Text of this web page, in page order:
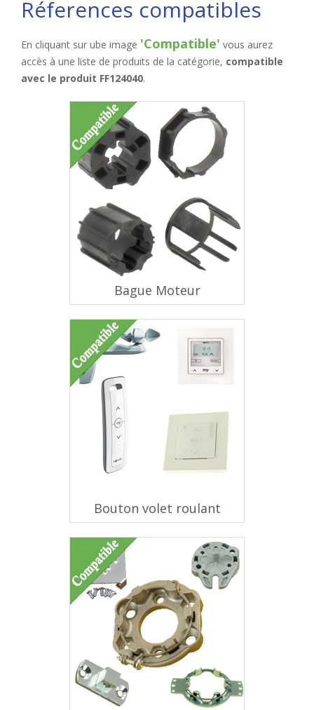
Réferences compatibles
En cliquant sur ube image 'Compatible' vous aurez
accès à une liste de produits de la catégorie, compatible
avec le produit FF124040.
Bague Moteur
Bouton volet roulant